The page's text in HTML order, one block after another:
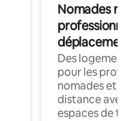
Nomades
déplacement
Des
pour les
nomades et
distance avec
espaces de